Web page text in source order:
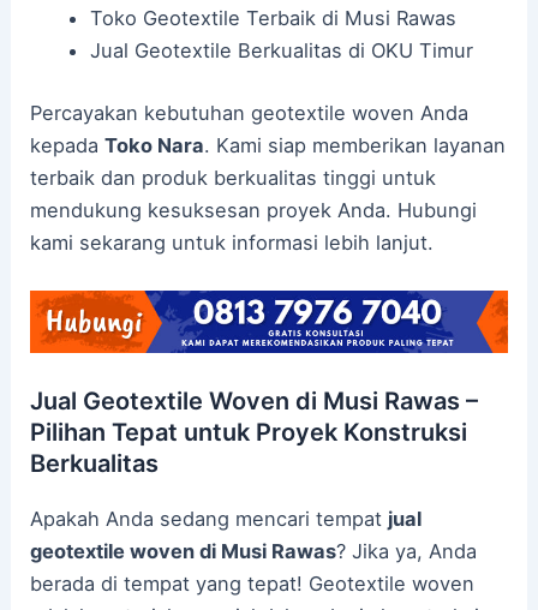
Toko Geotextile Terbaik di Musi Rawas
Jual Geotextile Berkualitas di OKU Timur
Percayakan kebutuhan geotextile woven Anda
kepadaToko Nara. Kami siap memberikan layanan
terbaik dan produk berkualitas tinggi untuk
mendukung kesuksesan proyek Anda. Hubungi
kami sekarang untuk informasi lebih lanjut.
Jual Geotextile Woven di Musi Rawas –
Pilihan Tepat untuk Proyek Konstruksi
Berkualitas
Apakah Anda sedang mencari tempat jual
geotextile woven di Musi Rawas? Jika ya, Anda
berada di tempat yang tepat! Geotextile woven